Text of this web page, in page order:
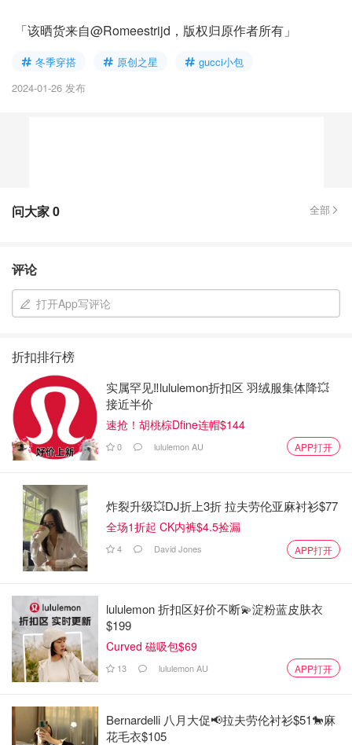
「该晒货来自@Romeestrijd，版权归原作者所有」
冬季穿搭 原创之星
gucci小包
2024-01-26 发布
问大家0 全部
评论
打开App写评论
折扣排行榜
实属罕见‼️lululemon折扣区 羽绒服集体降💥
接近半价
速抢！胡桃棕Dfine连帽$144
0 lululemon AU APP打开
炸裂升级💥DJ折上3折 拉夫劳伦亚麻衬衫$77
全场1折起 CK内裤$4.5捡漏
4 David Jones APP打开
lululemon 折扣区好价不断💫淀粉蓝皮肤衣
$199
Curved 磁吸包$69
13 lululemon AU APP打开
Bernardelli 八月大促📢拉夫劳伦衬衫$51🐎麻
花毛衣$105